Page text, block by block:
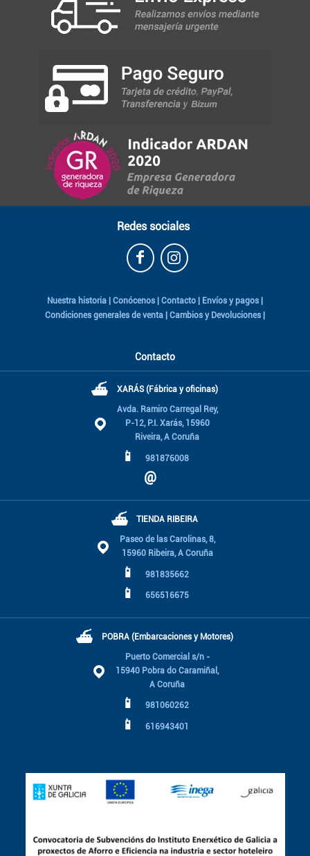
Redes sociales
Nuestra historia | Conócenos | Contacto | Envíos y pagos |
Condiciones generales de venta | Cambios y Devoluciones |
Contacto
⛴ XARÁS (Fábrica y oficinas)
Avda. Ramiro Carregal Rey,
P-12, P.I. Xarás, 15960
Riveira, A Coruña
📱 981876008
@
⛴ TIENDA RIBEIRA
Paseo de las Carolinas, 8,
15960 Ribeira, A Coruña
📱 981835662
📱 656516675
⛴ POBRA (Embarcaciones y Motores)
Puerto Comercial s/n -
15940 Pobra do Caramiñal,
A Coruña
📱 981060262
📱 616943401